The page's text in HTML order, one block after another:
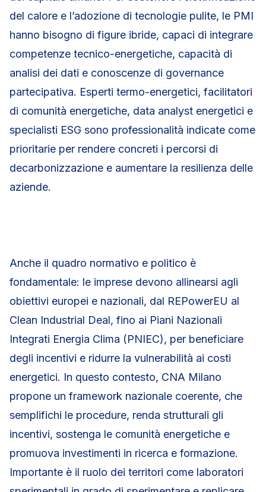
del calore e l’adozione di tecnologie pulite, le PMI
hanno bisogno di figure ibride, capaci di integrare
competenze tecnico-energetiche, capacità di
analisi dei dati e conoscenze di governance
partecipativa. Esperti termo-energetici, facilitatori
di comunità energetiche, data analyst energetici e
specialisti ESG sono professionalità indicate come
prioritarie per rendere concreti i percorsi di
decarbonizzazione e aumentare la resilienza delle
aziende.
Anche il quadro normativo e politico è
fondamentale: le imprese devono allinearsi agli
obiettivi europei e nazionali, dal REPowerEU al
Clean Industrial Deal, fino ai Piani Nazionali
Integrati Energia Clima (PNIEC), per beneficiare
degli incentivi e ridurre la vulnerabilità ai costi
energetici. In questo contesto, CNA Milano
propone un framework nazionale coerente, che
semplifichi le procedure, renda strutturali gli
incentivi, sostenga le comunità energetiche e
promuova investimenti in ricerca e formazione.
Importante è il ruolo dei territori come laboratori